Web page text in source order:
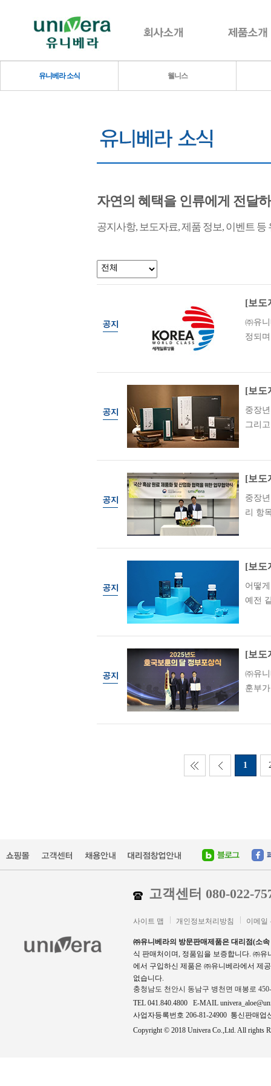
유니베라 소식 웰니스
자연의 혜택을 인류에게 전달
공지사항, 보도자료, 제품 정보, 이벤트
[보도
㈜유
정되
[보도
중장
그리
[보도
중장
리 항
[보도
어떻
예전
[보도
㈜유
훈부
1
고객센터 080-022-
사이트 맵 개인정보처리방침 이메일
㈜유니베라의 방문판매제품은 대리점(소
식 판매처이며, 정품임을 보증합니다. ㈜
에서 구입하신 제품은 ㈜유니베라에서 제
없습니다.
충청남도 천안시 동남구 병천면 매봉로
TEL 041.840.4800 E-MAIL
사업자등록번호 206-81-24900 통신판매업
Copyright © 2018 Univera Co.,Ltd. All rights